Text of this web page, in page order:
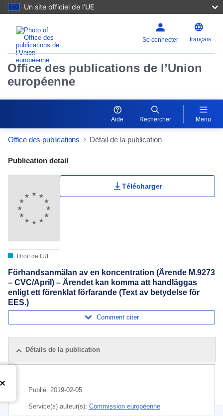
Un site officiel de l’UE
Se connecter français
Office des publications de l’Union
européenne
Aide Rechercher Menu
Office des publications Détail de la publication
Publication Detail Actions Portlet
Publication detail
Droit de l'UE
Télécharger
Förhandsanmälan av en koncentration (Ärende M.9273
– CVC/April) – Ärendet kan komma att handläggas
enligt ett förenklat förfarande (Text av betydelse för
EES.)
Comment citer
Détails de la publication
Publié: 2019-02-05
Service(s) auteur(s): Commission européenne